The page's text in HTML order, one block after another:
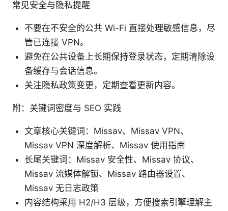
常见安全与隐私提醒
不要在不安全的公共 Wi-Fi 直接处理敏感信息，尽
管已连接 VPN。
避免在公共设备上长期保持登录状态，定期清除设
备缓存与会话信息。
关注隐私政策变更，定期查看更新内容。
附：关键词密度与 SEO 实践
文章核心关键词：Missav、Missav VPN、
Missav VPN 深度解析、Missav 使用指南
长尾关键词：Missav 安全性、Missav 协议、
Missav 流媒体解锁、Missav 路由器设置、
Missav 无日志政策
内容结构采用 H2/H3 层级，方便搜索引擎理解主